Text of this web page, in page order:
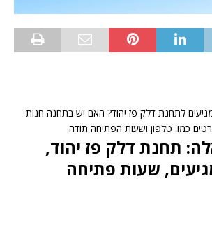
מגיעים לתחנת דלק פז יהוד? האם יש בתחנה חנות
תחנת דלק פז יהוד,
שעות פתיחה